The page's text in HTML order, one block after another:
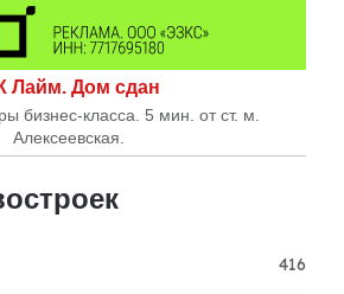
Лайм. Дом сдан
бизнес-класса. 5 мин. от ст. м.
Алексеевская.
416